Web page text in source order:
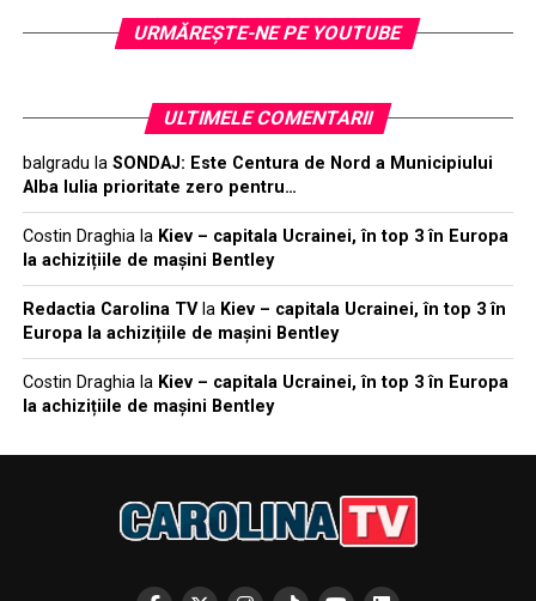
URMĂREŞTE-NE PE YOUTUBE
ULTIMELE COMENTARII
balgradu la SONDAJ: Este Centura de Nord a Municipiului
Alba Iulia prioritate zero pentru…
Costin Draghiala Kiev – capitala Ucrainei, în top 3 în Europa
la achizițiile de mașini Bentley
Redactia Carolina TVla Kiev – capitala Ucrainei, în top 3 în
Europa la achizițiile de mașini Bentley
Costin Draghiala Kiev – capitala Ucrainei, în top 3 în Europa
la achizițiile de mașini Bentley